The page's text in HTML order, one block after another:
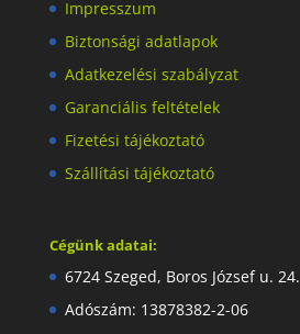
Impresszum
Biztonsági adatlapok
Adatkezelési szabályzat
Garanciális feltételek
Fizetési tájékoztató
Szállítási tájékoztató
Cégünk adatai:
6724 Szeged, Boros József u. 24.
Adószám: 13878382-2-06